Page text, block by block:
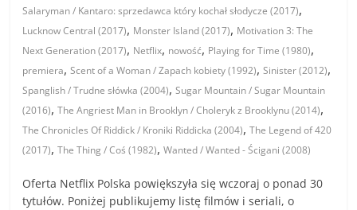
Salaryman / Kantaro: sprzedawca który kochał słodycze (2017),
Lucknow Central (2017), Monster Island (2017), Motivation 3: The
Next Generation (2017), Netflix, nowość, Playing for Time (1980),
premiera,Scent of a Woman / Zapach kobiety (1992),Sinister (2012),
Spanglish / Trudne słówka (2004),Sugar Mountain / Sugar Mountain
(2016),The Angriest Man in Brooklyn / Choleryk z Brooklynu (2014),
The Chronicles Of Riddick / Kroniki Riddicka (2004),The Legend of 420
(2017),The Thing / Coś (1982),Wanted / Wanted - Ścigani (2008)
Oferta Netflix Polska powiększyła się wczoraj o ponad 30
tytułów. Poniżej publikujemy listę filmów i seriali, o